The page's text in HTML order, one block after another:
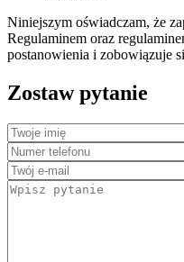
Niniejszym oświadczam, że
Regulaminem oraz
postanowienia i zobowiązuje
Zostaw pytanie